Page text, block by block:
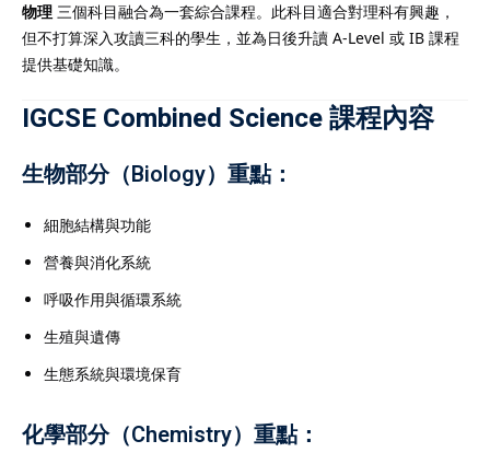
is carefully vetted to
the necessary
expertise.
needs help with
or preparing
Tutor will create
meet their unique
scheduling and
or online lessons,
academic
build confidence.
Private Tutor
物理 三個科目融合為一套綜合課程。此科目適合對理科有興趣，
但不打算深入攻讀三科的學生，並為日後升讀 A-Level 或 IB 課程
提供基礎知識。
IGCSE Combined Science 課程內容
生物部分（Biology）重點：
細胞結構與功能
營養與消化系統
呼吸作用與循環系統
生殖與遺傳
生態系統與環境保育
化學部分（Chemistry）重點：